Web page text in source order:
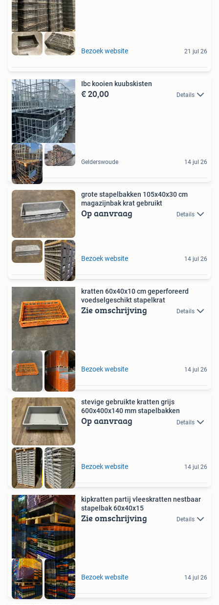
Bezoek website 21 jul 26
Ibc kooien kuubskisten
€ 20,00 Details
Gelderswoude 14 jul 26
grote stapelbakken 105x40x30 cm
magazijnbak krat gebruikt
Op aanvraag Details
Bezoek website 14 jul 26
kratten 60x40x10 cm geperforeerd
voedselgeschikt stapelkrat
Zie omschrijving Details
Bezoek website 14 jul 26
stevige gebruikte kratten grijs
600x400x140 mm stapelbakken
Op aanvraag Details
Bezoek website 14 jul 26
kipkratten partij vleeskratten nestbaar
stapelbak 60x40x15
Zie omschrijving Details
Bezoek website 14 jul 26